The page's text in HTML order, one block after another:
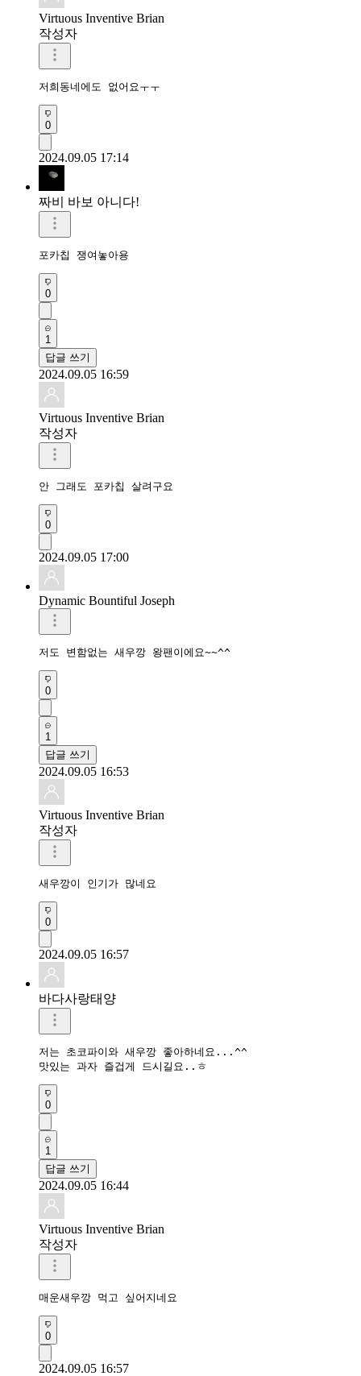
Virtuous Inventive Brian
작성자
저희동네에도 없어요ㅜㅜ
0
2024.09.05 17:14
짜비 바보 아니다!
포카칩 쟁여놓아용
0
1
답글 쓰기
2024.09.05 16:59
Virtuous Inventive Brian
작성자
안 그래도 포카칩 살려구요
0
2024.09.05 17:00
Dynamic Bountiful Joseph
저도 변함없는 새우깡 왕팬이에요~~^^
0
1
답글 쓰기
2024.09.05 16:53
Virtuous Inventive Brian
작성자
새우깡이 인기가 많네요
0
2024.09.05 16:57
바다사랑태양
저는 초코파이와 새우깡 좋아하네요...^^
맛있는 과자 즐겁게 드시길요..ㅎ
0
1
답글 쓰기
2024.09.05 16:44
Virtuous Inventive Brian
작성자
매운새우깡 먹고 싶어지네요
0
2024.09.05 16:57